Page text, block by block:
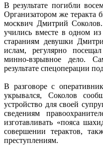
В результате погибли
Организатором же
москвич Дмитрий
учились вместе в одном из
стараниям девушки
ислам, регулярно
минно-взрывное дело.
результате спецоперации
В разговоре с
укрывался, Соколов
устройство для своей
сведениям
изготавливать «пояса
совершении терактов,
преступлениям.